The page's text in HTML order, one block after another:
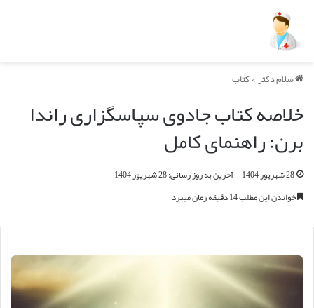
سلام دکتر>کتاب
خلاصه کتاب جادوی سپاسگزاری راندا
برن: راهنمای کامل
28 شهریور 1404
آخرین به روز رسانی: 28 شهریور 1404
خواندن این مطلب 14 دقیقه زمان میبرد